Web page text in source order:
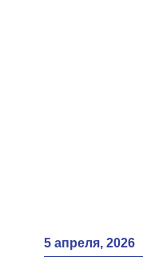
5 апреля, 2026